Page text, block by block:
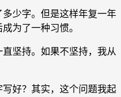
少字。但是这样年复一年
为了一种习惯。
坚持。如果不坚持，我从
好？其实，这个问题我起